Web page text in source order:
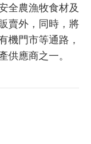
全農漁牧食材及
賣外，同時，將
機門市等通路，
供應商之一。